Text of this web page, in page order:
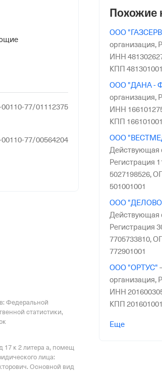
77/01112375
77/00564204
Федеральной
статистики,
17 к 2 литера а, помещ
лица:
Основной вид
Похожие
ООО
организация,
ИНН
КПП 481301001
ООО "ДАНА -
организация,
ИНН
КПП 166101001
ООО
Действующая
Регистрация
5027198526,
501001001
ООО
Действующая
Регистрация
7705733810,
772901001
ООО "ОРТУС"
организация,
ИНН
КПП 201601001
ООО "КДК
Еще